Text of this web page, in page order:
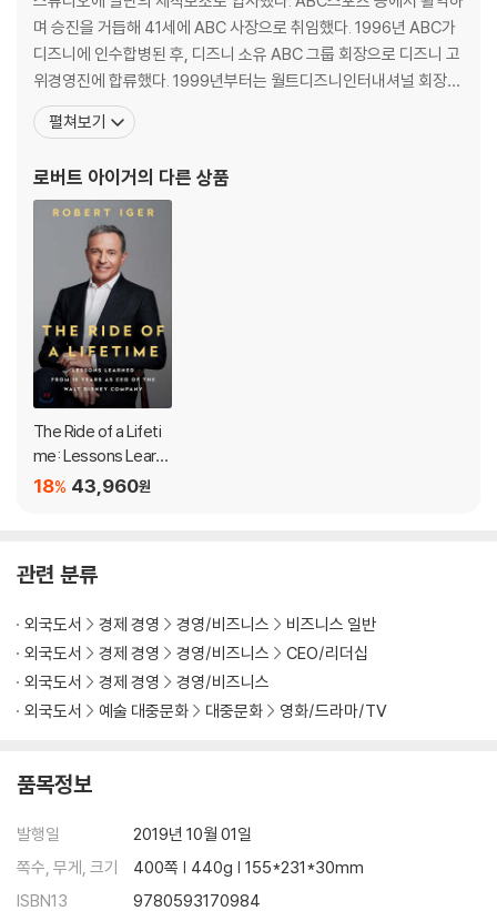
Today, Disney is the largest, most admired media company in
the world, counting Pixar, Marvel, Lucasfilm, and 21st Century
Fox among its properties. Its value is nearly five times what it
most innovative and successful CEOs of our era.
In The Ride of a Lifetime, Robert Iger shares the lessons he le
arned while running Disney and leading its 220,000-plus empl
oyees, and he explores the principles that are necessary for t
rue leadership, including:
Optimism.Even in the face of difficulty, an optimistic leader
will find the path toward the best possible outcome and focu
s on that, rather than give in to pessimism and blaming.
Courage.Leaders have to be willing to take risks and place
big bets. Fear of failure destroys creativity.
estructive to morale.
*Fairness.
essible to them.
This book is about the relentless curiosity that has driven Iger
for forty-five years, since the day he started as the lowliest s
tudio grunt at ABC. It’s also about thoughtfulness and respect,
edrock of every project and partnership Iger pursues, from a
deep friendship with Steve Jobs in his final years to an abiding
love of the Star Wars mythology.
“The ideas in this book strike me as universal” Iger writes. “No
t just to the aspiring CEOs of the world, but to anyone wanting
며 승진을 거듭해 41세에 ABC 사장으로 취임했다. 1996년 ABC가
디즈니에 인수합병된 후, 디즈니 소유 ABC 그룹 회장으로 디즈니 고
위경영진에 합류했다. 1999년부터는 월트디즈니인터내셔널 회장직
까지 수행하며 오늘날의 글로벌 디즈니를 위한 청사진을 마련했다. 2
005년부터 2020년 연초까지 15년간 CEO로 역임했고, 2012년부
영향력 있는 100인’, ‘올해의
펼쳐보기
로버트 아이거의 다른 상품
The Ride of a Lifeti
me: Lessons Learn
ed from 15 Years as
43,960원
18%
관련 분류
외국도서 경제 경영 경영/비즈니스
비즈니스 일반
외국도서
경제 경영 경영/비즈니스
CEO/리더십
외국도서
경제 경영
경영/비즈니스
외국도서
예술 대중문화 대중문화 영화/드라마/TV
품목정보
발행일
2019년 10월 01일
쪽수, 무게, 크기
400쪽 | 440g | 155*231*30mm
ISBN13
9780593170984